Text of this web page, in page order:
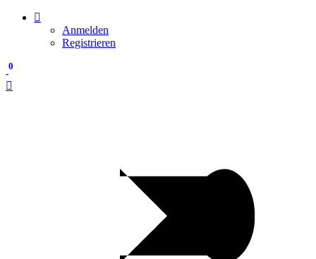
Anmelden
Registrieren
0